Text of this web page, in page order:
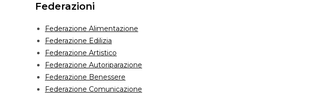
Federazioni
Federazione Alimentazione
Federazione Edilizia
Federazione Artistico
Federazione Autoriparazione
Federazione Benessere
Federazione Comunicazione